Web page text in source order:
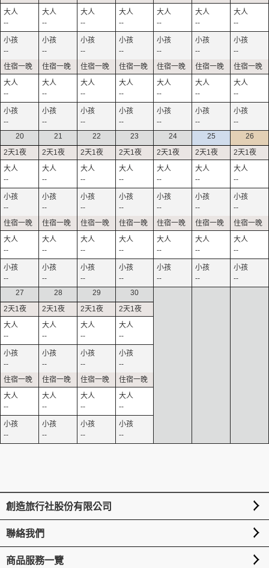
--
--
--
--
--
--
--
--
--
--
--
--
--
--
--
--
--
--
--
--
--
--
--
--
--
--
--
--
20
--
--
--
--
21
--
--
--
--
22
--
--
--
--
23
--
--
--
--
24
--
--
--
--
25
--
--
--
--
26
--
--
--
--
27
--
--
--
--
28
--
--
--
--
29
--
--
--
--
30
--
--
--
--
創造旅行社股份有限公司
聯絡我們
商品服務一覽